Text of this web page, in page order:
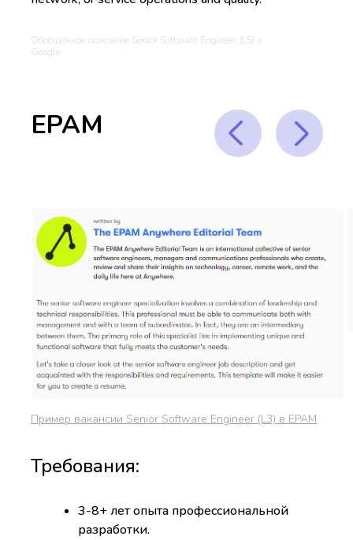
Обобщённое описание Senior Software Engineer (L5) в
Google
EPAM
3-8+ лет опыта профессиональной
разработки.
Пример вакансии Senior Software Engineer (L3) в EPAM
Требования: